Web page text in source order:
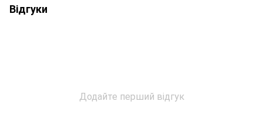
Відгуки
Додайте перший відгук